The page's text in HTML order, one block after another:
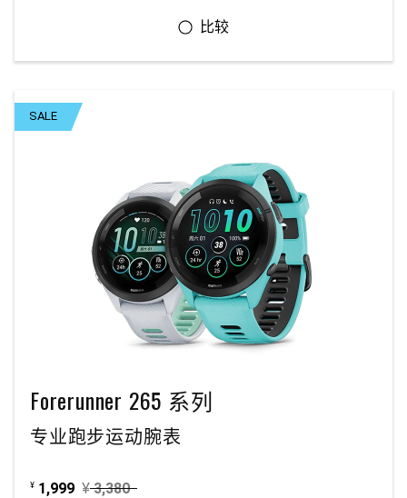
SALE
Forerunner 265 系列
专业跑步运动腕表
¥ 1,999 ¥ 3,380